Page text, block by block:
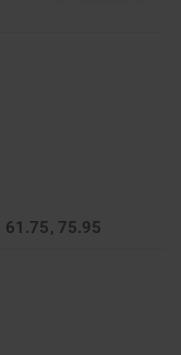
61.75 75.95